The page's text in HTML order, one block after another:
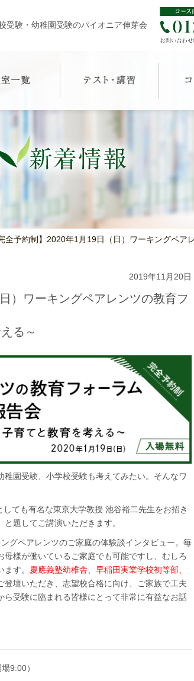
受験・幼稚園受験のパイオニア伸芽会
全予約制】2020年1月19日（日）ワーキングペア
2019年11月20日
）ワーキングペアレンツの教育フ
る～
園受験、小学校受験も考えてみたい。そんなワ
ても有名な東京大学教授 池谷裕二先生をお招き
題してご講演いただきます。
グペアレンツのご家庭の体験談インタビュー。毎
様が働いているご家庭でも可能ですし、むしろ
す。 慶應義塾幼稚舎、早稲田実業学校初等部、
登壇いただき、志望校合格に向け、ご家族で工夫
受験に臨まれる皆様にとって非常に有益なお話
9:00）